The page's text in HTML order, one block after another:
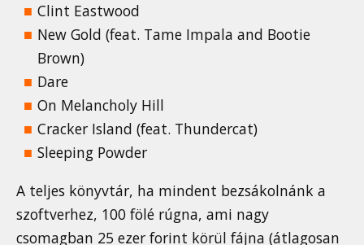
Clint Eastwood
New Gold (feat. Tame Impala and Bootie
Brown)
Dare
On Melancholy Hill
Cracker Island (feat. Thundercat)
Sleeping Powder
A teljes könyvtár, ha mindent bezsákolnánk a
szoftverhez, 100 fölé rúgna, ami nagy
csomagban 25 ezer forint körül fájna (átlagosan